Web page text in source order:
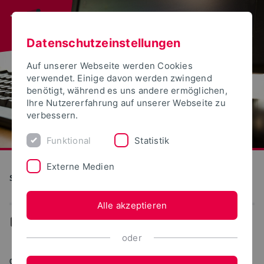
S(kim) - Service Kommunikation Information Medien
... Lehre und Lernen
01.08.2023
Datenschutzeinstellungen
Auf unserer Webseite werden Cookies
verwendet. Einige davon werden zwingend
benötigt, während es uns andere ermöglichen,
Ihre Nutzererfahrung auf unserer Webseite zu
verbessern.
Funktional Statistik
Externe Medien
Alle akzeptieren
oder